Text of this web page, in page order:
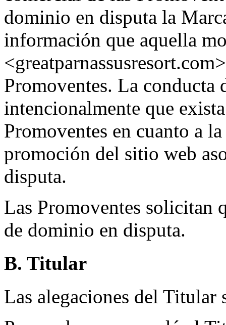
dominio en disputa la
información que aquella
Promoventes. La conducta
intencionalmente que
Promoventes en cuanto a
promoción del sitio web
disputa.
Las Promoventes solicitan
de dominio en disputa.
B. Titular
Las alegaciones del Titular